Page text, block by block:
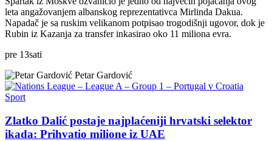
leta angažovanjem albanskog reprezentativca Mirlinda Dakua.
Napadač je sa ruskim velikanom potpisao trogodišnji ugovor, dok je
Rubin iz Kazanja za transfer inkasirao oko 11 miliona evra.
pre 13sati
Petar Gardović
Sport
Zlatko Dalić postaje najplaćeniji hrvatski selektor
ikada: Prihvatio milione iz UAE